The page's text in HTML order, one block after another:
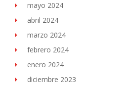
mayo 2024
abril 2024
marzo 2024
febrero 2024
enero 2024
diciembre 2023